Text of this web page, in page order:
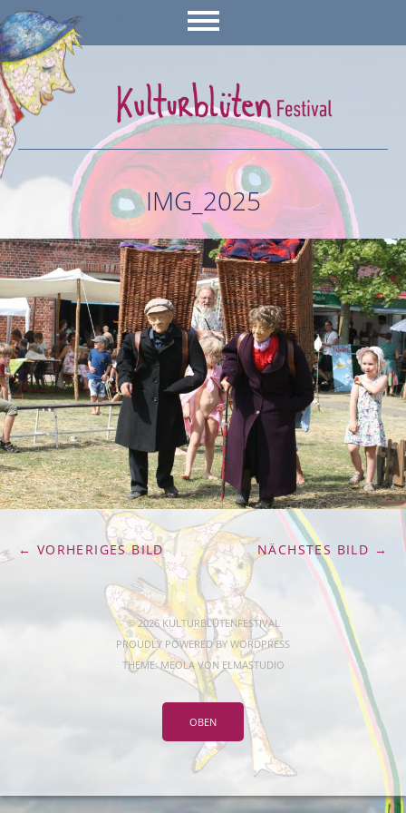
IMG_2025
← VORHERIGES BILD NÄCHSTES BILD →
© 2026 KULTURBLÜTENFESTIVAL
PROUDLY POWERED BYWORDPRESS
THEME: MEOLA VON ELMASTUDIO
OBEN